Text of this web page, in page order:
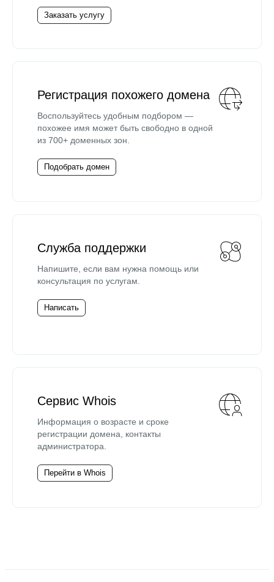
Заказать услугу
Регистрация похожего домена
Воспользуйтесь удобным подбором —
похожее имя может быть свободно в одной
из 700+ доменных зон.
Подобрать домен
Служба поддержки
Напишите, если вам нужна помощь или
консультация по услугам.
Написать
Сервис Whois
Информация о возрасте и сроке
регистрации домена, контакты
администратора.
Перейти в Whois